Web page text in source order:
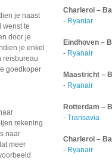
je naast
wenst te
door je
je enkel
reisbureau
goedkoper
rekening
naar
meer
Charleroi –
- Ryaniar
Eindhoven –
- Ryanair
Maastricht –
- Ryanair
Rotterdam –
-Transavia
Charleroi –
- Ryanair